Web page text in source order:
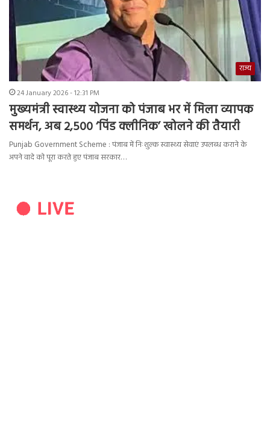
राज्य
24 January 2026 - 12:31 PM
मुख्यमंत्री स्वास्थ्य योजना को पंजाब भर में मिला व्यापक
समर्थन, अब 2,500 ‘पिंड क्लीनिक’ खोलने की तैयारी
Punjab Government Scheme : पंजाब में निःशुल्क स्वास्थ्य सेवाएं उपलब्ध कराने के
अपने वादे को पूरा करते हुए पंजाब सरकार…